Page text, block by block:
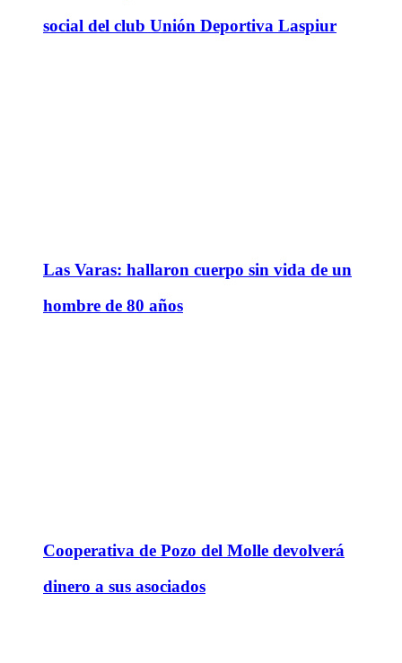
social del club Unión Deportiva Laspiur
Las Varas: hallaron cuerpo sin vida de un
hombre de 80 años
Cooperativa de Pozo del Molle devolverá
dinero a sus asociados